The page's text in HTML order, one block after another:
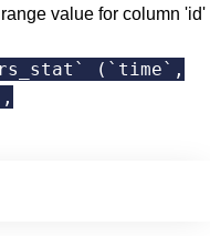
range value for column 'id'
(`time`,